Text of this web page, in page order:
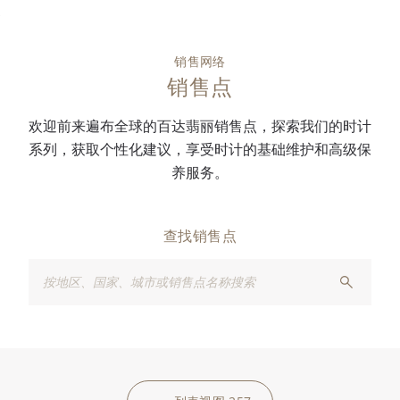
销售网络
销售点
欢迎前来遍布全球的百达翡丽销售点，探索我们的时计
系列，获取个性化建议，享受时计的基础维护和高级保
养服务。
查找销售点